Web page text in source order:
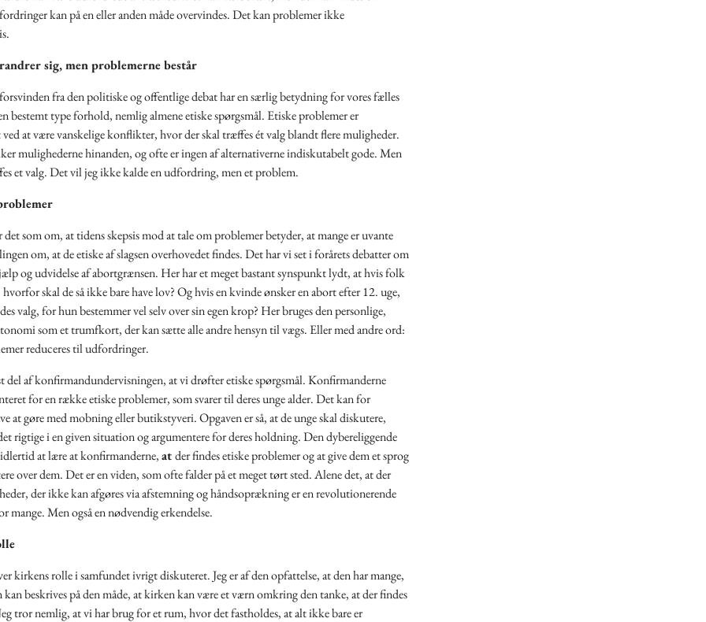
kan på en eller anden måde overvindes. Det kan problemer ikke
sig, men problemerne består
fra den politiske og offentlige debat har en særlig betydning for vores fælles
bestemt type forhold, nemlig almene etiske spørgsmål. Etiske problemer er
at være vanskelige konflikter, hvor der skal træffes ét valg blandt flere muligheder.
mulighederne hinanden, og ofte er ingen af alternativerne indiskutabelt gode. Men
et valg. Det vil jeg ikke kalde en udfordring, men et problem.
som om, at tidens skepsis mod at tale om problemer betyder, at mange er uvante
om, at de etiske af slagsen overhovedet findes. Det har vi set i forårets debatter om
og udvidelse af abortgrænsen. Her har et meget bastant synspunkt lydt, at hvis folk
skal de så ikke bare have lov? Og hvis en kvinde ønsker en abort efter 12. uge,
valg, for hun bestemmer vel selv over sin egen krop? Her bruges den personlige,
som et trumfkort, der kan sætte alle andre hensyn til vægs. Eller med andre ord:
reduceres til udfordringer.
del af konfirmandundervisningen, at vi drøfter etiske spørgsmål. Konfirmanderne
for en række etiske problemer, som svarer til deres unge alder. Det kan for
at gøre med mobning eller butikstyveri. Opgaven er så, at de unge skal diskutere,
rigtige i en given situation og argumentere for deres holdning. Den dybereliggende
at lære at konfirmanderne,atder findes etiske problemer og at give dem et sprog
over dem. Det er en viden, som ofte falder på et meget tørt sted. Alene det, at der
der ikke kan afgøres via afstemning og håndsoprækning er en revolutionerende
mange. Men også en nødvendig erkendelse.
kirkens rolle i samfundet ivrigt diskuteret. Jeg er af den opfattelse, at den har mange,
kan beskrives på den måde, at kirken kan være et værn omkring den tanke, at der findes
tror nemlig, at vi har brug for et rum, hvor det fastholdes, at alt ikke bare er